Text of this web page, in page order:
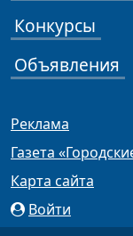
Конкурсы
Объявления
Реклама
Газета
Карта сайта
Войти